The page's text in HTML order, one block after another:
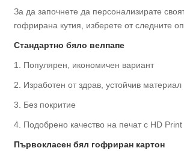
За да започнете да персонализирате
гофрирана кутия, изберете от следните
Стандартно бяло велпапе
1. Популярен, икономичен вариант
2. Изработен от здрав, устойчив материал
3. Без покритие
4. Подобрено качество на печат с HD Print
Първокласен бял гофриран картон